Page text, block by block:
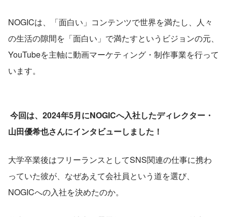
NOGICは、「面白い」コンテンツで世界を満たし、人々
の生活の隙間を「面白い」で満たすというビジョンの元、
YouTubeを主軸に動画マーケティング・制作事業を行って
います。
今回は、2024年5月にNOGICへ入社したディレクター・
山田優希也さんにインタビューしました！
大学卒業後はフリーランスとしてSNS関連の仕事に携わ
っていた彼が、なぜあえて会社員という道を選び、
NOGICへの入社を決めたのか。